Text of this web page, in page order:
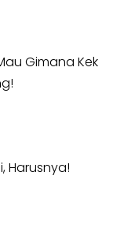
Gimana Kek
Harusnya!